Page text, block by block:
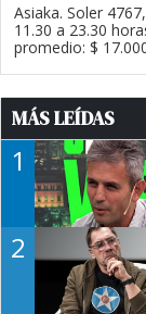
Asiaka. Soler
11.30 a 23.30
promedio: $
MÁS LEÍDAS
1
2